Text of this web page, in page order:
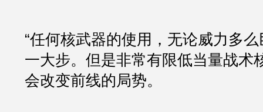
“任何核武器的使用，无论威力多
一大步。但是非常有限低当量战术
会改变前线的局势。